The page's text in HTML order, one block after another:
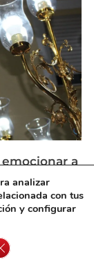
a
sus
analizar
con tus
y configurar
Cerrar el banner de